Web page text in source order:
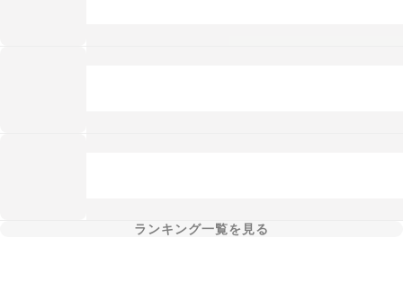
ランキング一覧を見る